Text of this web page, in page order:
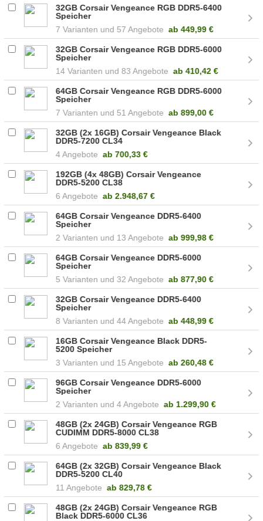
32GB Corsair Vengeance RGB DDR5-6400
Speicher
7
57 Angebote ab449,99 €
32GB Corsair Vengeance RGB DDR5-6000
Speicher
14
83 Angebote ab410,42 €
64GB Corsair Vengeance RGB DDR5-6000
Speicher
7
51 Angebote ab 899,00 €
32GB (2x 16GB) Corsair Vengeance Black
DDR5-7200 CL34
4 Angebote ab 700,33 €
192GB (4x 48GB) Corsair Vengeance
DDR5-5200 CL38
6 Angebote ab 2.948,67 €
64GB Corsair Vengeance DDR5-6400
Speicher
2
13 Angebote ab 999,98 €
64GB Corsair Vengeance DDR5-6000
Speicher
5
32 Angebote ab 877,90 €
32GB Corsair Vengeance DDR5-6400
Speicher
8
44 Angebote ab448,99 €
16GB Corsair Vengeance Black DDR5-
5200 Speicher
3
15 Angebote ab 260,48 €
96GB Corsair Vengeance DDR5-6000
Speicher
2
4 Angebote ab 1.299,90 €
48GB (2x 24GB) Corsair Vengeance RGB
CUDIMM DDR5-8000 CL38
6 Angebote ab 839,99 €
64GB (2x 32GB) Corsair Vengeance Black
DDR5-5200 CL40
11 Angebote ab 829,78 €
48GB (2x 24GB) Corsair Vengeance RGB
Black DDR5-6000 CL36